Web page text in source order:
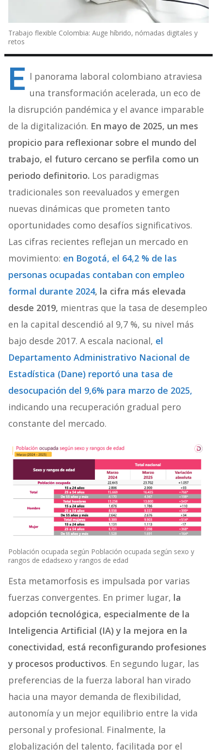
Trabajo flexible Colombia: Auge híbrido, nómadas digitales y
retos
E l panorama laboral colombiano atraviesa
una transformación acelerada, un eco de
la disrupción pandémica y el avance imparable
de la digitalización. En mayo de 2025, un mes
propicio para reflexionar sobre el mundo del
trabajo, el futuro cercano se perfila como un
periodo definitorio. Los paradigmas
tradicionales son reevaluados y emergen
nuevas dinámicas que prometen tanto
oportunidades como desafíos significativos.
Las cifras recientes reflejan un mercado en
movimiento: en Bogotá, el 64,2 % de las
personas ocupadas contaban con empleo
formal durante 2024, la cifra más elevada
desde 2019, mientras que la tasa de desempleo
en la capital descendió al 9,7 %, su nivel más
bajo desde 2017. A escala nacional, el
Departamento Administrativo Nacional de
Estadística (Dane) reportó una tasa de
desocupación del 9,6% para marzo de 2025,
indicando una recuperación gradual pero
constante del mercado.
Población ocupada según Población ocupada según sexo y
rangos de edadsexo y rangos de edad
Esta metamorfosis es impulsada por varias
fuerzas convergentes. En primer lugar, la
adopción tecnológica, especialmente de la
Inteligencia Artificial (IA) y la mejora en la
conectividad, está reconfigurando profesiones
y procesos productivos. En segundo lugar, las
preferencias de la fuerza laboral han virado
hacia una mayor demanda de flexibilidad,
autonomía y un mejor equilibrio entre la vida
personal y profesional. Finalmente, la
globalización del talento, facilitada por el